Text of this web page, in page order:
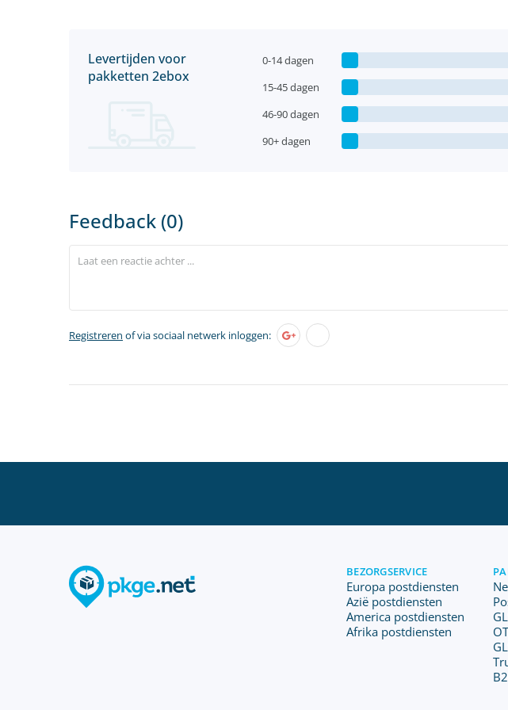
Levertijden voor
pakketten 2ebox
0-14 dagen
15-45 dagen
46-90 dagen
90+ dagen
Feedback (0)
Registreren of via sociaal netwerk inloggen:
BEZORGSERVICE
Europa postdiensten
Azië postdiensten
America postdiensten
Afrika postdiensten